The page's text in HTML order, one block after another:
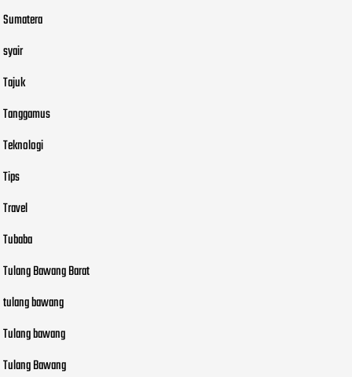
Sumatera
syair
Tajuk
Tanggamus
Teknologi
Tips
Travel
Tubaba
Tulang Bawang Barat
tulang bawang
Tulang bawang
Tulang Bawang